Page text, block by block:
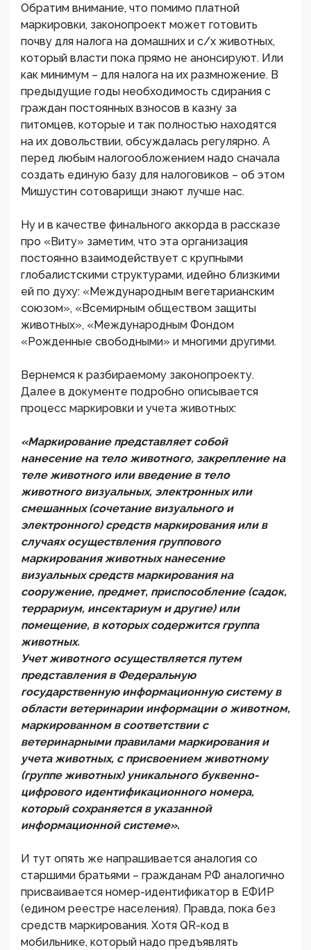
Обратим внимание, что помимо платной
маркировки, законопроект может готовить
почву для налога на домашних и с/х животных,
который власти пока прямо не анонсируют. Или
как минимум – для налога на их размножение. В
предыдущие годы необходимость сдирания с
граждан постоянных взносов в казну за
питомцев, которые и так полностью находятся
на их довольствии, обсуждалась регулярно. А
перед любым налогообложением надо сначала
создать единую базу для налоговиков – об этом
Мишустин сотоварищи знают лучше нас.
Ну и в качестве финального аккорда в рассказе
про «Виту» заметим, что эта организация
постоянно взаимодействует с крупными
глобалистскими структурами, идейно близкими
ей по духу: «Международным вегетарианским
союзом», «Всемирным обществом защиты
животных», «Международным Фондом
«Рожденные свободными» и многими другими.
Вернемся к разбираемому законопроекту.
Далее в документе подробно описывается
процесс маркировки и учета животных:
«Маркирование представляет собой
нанесение на тело животного, закрепление на
теле животного или введение в тело
животного визуальных, электронных или
смешанных (сочетание визуального и
электронного) средств маркирования или в
случаях осуществления группового
маркирования животных нанесение
визуальных средств маркирования на
сооружение, предмет, приспособление (садок,
террариум, инсектариум и другие) или
помещение, в которых содержится группа
животных.
Учет животного осуществляется путем
представления в Федеральную
государственную информационную систему в
области ветеринарии информации о животном,
маркированном в соответствии с
ветеринарными правилами маркирования и
учета животных, с присвоением животному
(группе животных) уникального буквенно-
цифрового идентификационного номера,
который сохраняется в указанной
информационной системе».
И тут опять же напрашивается аналогия со
старшими братьями – гражданам РФ аналогично
присваивается номер-идентификатор в ЕФИР
(едином реестре населения). Правда, пока без
средств маркирования. Хотя QR-код в
мобильнике, который надо предъявлять